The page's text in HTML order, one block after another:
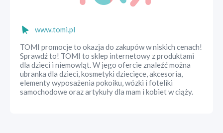
www.tomi.pl
TOMI promocje to okazja do zakupów w niskich cenach!
Sprawdź to! TOMI to sklep internetowy z produktami
dla dzieci i niemowląt. W jego ofercie znaleźć można
ubranka dla dzieci, kosmetyki dziecięce, akcesoria,
elementy wyposażenia pokoiku, wózki i foteliki
samochodowe oraz artykuły dla mam i kobiet w ciąży.